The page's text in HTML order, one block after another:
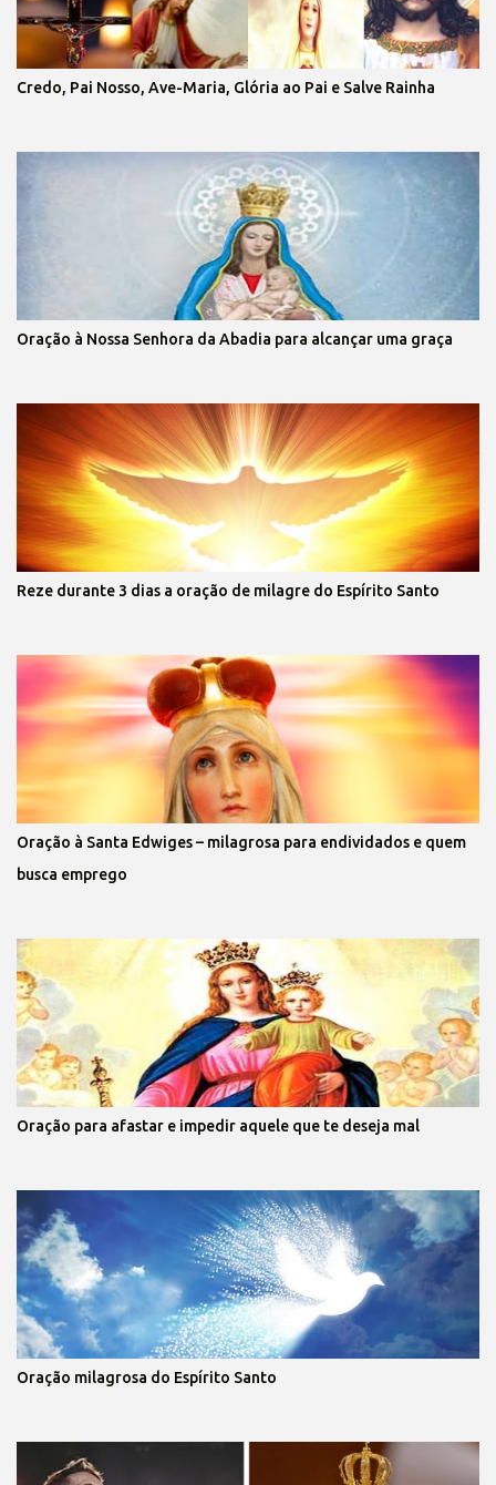
Credo, Pai Nosso, Ave-Maria, Glória ao Pai e Salve Rainha
Oração à Nossa Senhora da Abadia para alcançar uma graça
Reze durante 3 dias a oração de milagre do Espírito Santo
Oração à Santa Edwiges – milagrosa para endividados e quem
busca emprego
Oração para afastar e impedir aquele que te deseja mal
Oração milagrosa do Espírito Santo